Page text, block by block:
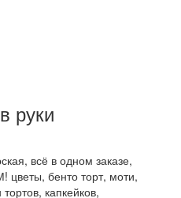
руки
всё в одном заказе,
бенто торт, моти,
капкейков,